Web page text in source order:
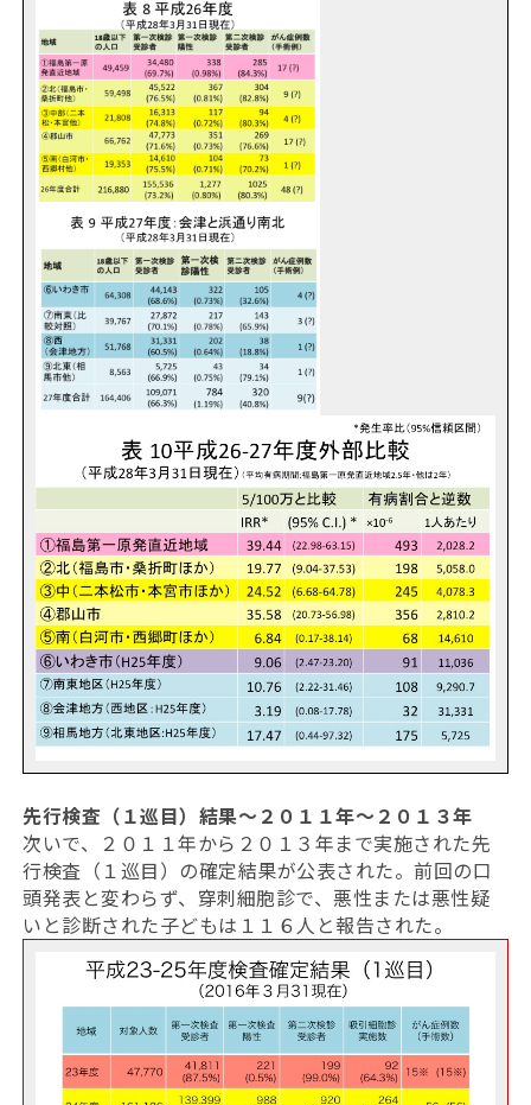
先行検査（１巡目）結果～２０１１年～２０１３年
次いで、２０１１年から２０１３年まで実施された先
行検査（１巡目）の確定結果が公表された。前回の口
頭発表と変わらず、穿刺細胞診で、悪性または悪性疑
いと診断された子どもは１１６人と報告された。